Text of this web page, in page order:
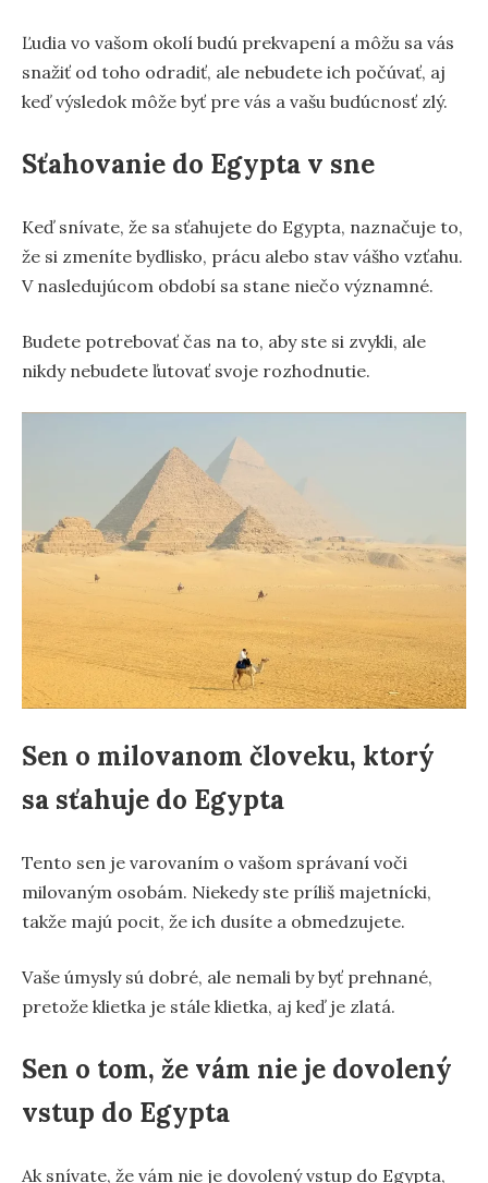
Ľudia vo vašom okolí budú prekvapení a môžu sa vás
snažiť od toho odradiť, ale nebudete ich počúvať, aj
keď výsledok môže byť pre vás a vašu budúcnosť zlý.
Sťahovanie do Egypta v sne
Keď snívate, že sa sťahujete do Egypta, naznačuje to,
že si zmeníte bydlisko, prácu alebo stav vášho vzťahu.
V nasledujúcom období sa stane niečo významné.
Budete potrebovať čas na to, aby ste si zvykli, ale
nikdy nebudete ľutovať svoje rozhodnutie.
Sen o milovanom človeku, ktorý
sa sťahuje do Egypta
Tento sen je varovaním o vašom správaní voči
milovaným osobám. Niekedy ste príliš majetnícki,
takže majú pocit, že ich dusíte a obmedzujete.
Vaše úmysly sú dobré, ale nemali by byť prehnané,
pretože klietka je stále klietka, aj keď je zlatá.
Sen o tom, že vám nie je dovolený
vstup do Egypta
Ak snívate, že vám nie je dovolený vstup do Egypta,